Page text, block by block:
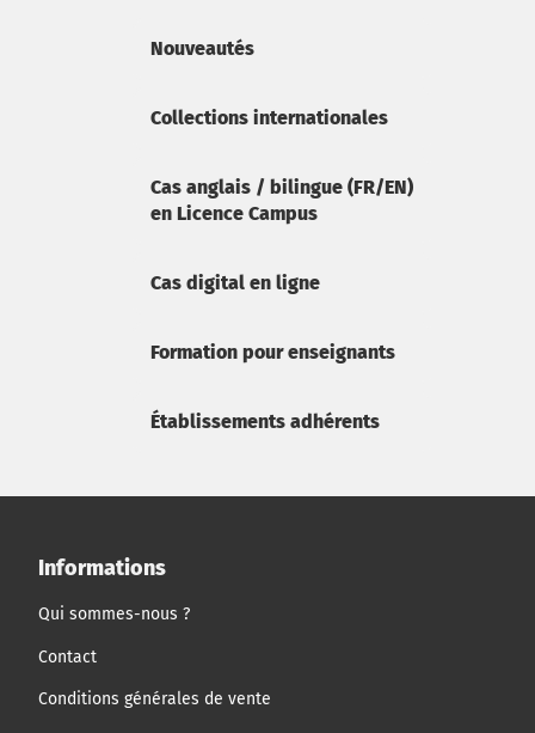
Nouveautés
Collections internationales
Cas anglais / bilingue (FR/EN)
en Licence Campus
Cas digital en ligne
Formation pour enseignants
Établissements adhérents
Informations
Qui sommes-nous ?
Contact
Conditions générales de vente